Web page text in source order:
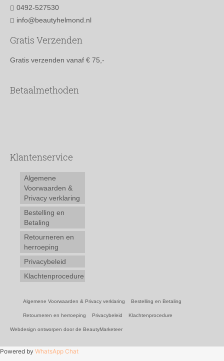
0492-527530
info@beautyhelmond.nl
Gratis Verzenden
Gratis verzenden vanaf € 75,-
Betaalmethoden
Klantenservice
Algemene
Voorwaarden &
Privacy verklaring
Bestelling en
Betaling
Retourneren en
herroeping
Privacybeleid
Klachtenprocedure
Algemene Voorwaarden & Privacy verklaring Bestelling en Betaling
Retourneren en herroeping Privacybeleid Klachtenprocedure
Webdesign ontworpen door de BeautyMarketeer
Powered by WhatsApp Chat